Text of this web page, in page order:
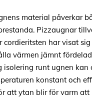
material påverkar
Pizzaugnar
cordieritsten har visat sig
värmen jämnt
isolering runt ugnen kan
konstant och
att ytan blir för varm att